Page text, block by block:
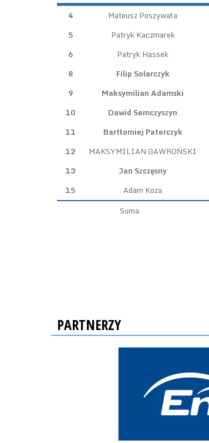
4 Mateusz Poszywała
5
Patryk Kaczmarek
6
Patryk Hassek
8
Filip Solarczyk
9
Maksymilian Adamski
10
Dawid Semczyszyn
11
Bartłomiej Paterczyk
12
MAKSYMILIAN GAWROŃSKI
13
Jan Szczęsny
15
Adam Koza
Suma
PARTNERZY